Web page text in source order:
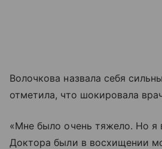
Волочкова назвала себя
отметила, что шокировала
«Мне было очень тяжело. Но я
Доктора были в восхищении